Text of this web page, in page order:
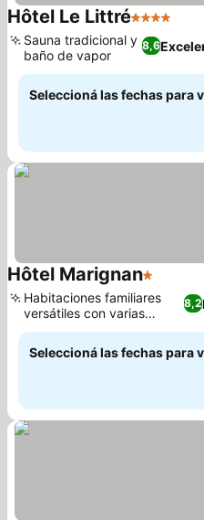
Hôtel Le Littré4 Estrellas
8,6
Sauna tradicional y
baño de vapor
Seleccioná las fechas para
Hôtel Marignan1 Estrellas
8,2
Habitaciones familiares
versátiles con varias
camas
Seleccioná las fechas para